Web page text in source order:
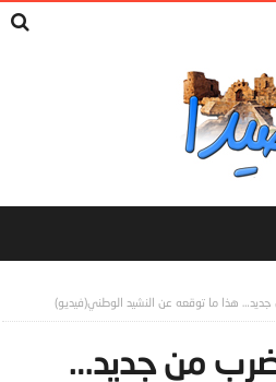
هذا ما توقعه عن النشيد الوطني(فيديو)
من جديد…